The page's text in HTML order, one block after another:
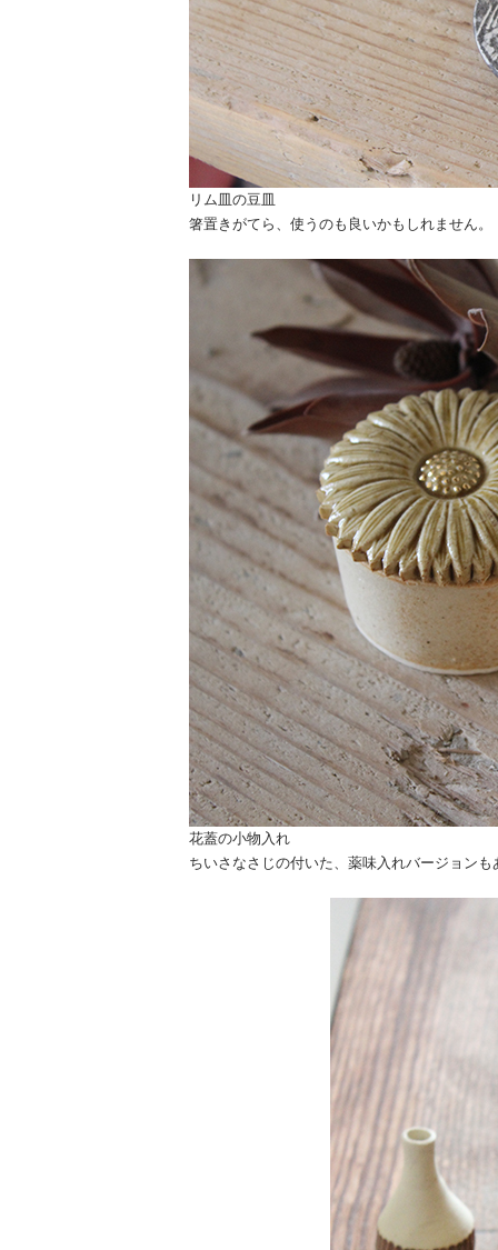
リム皿の豆皿
箸置きがてら、使うのも良いかもしれません。
花蓋の小物入れ
ちいさなさじの付いた、薬味入れバージョンも